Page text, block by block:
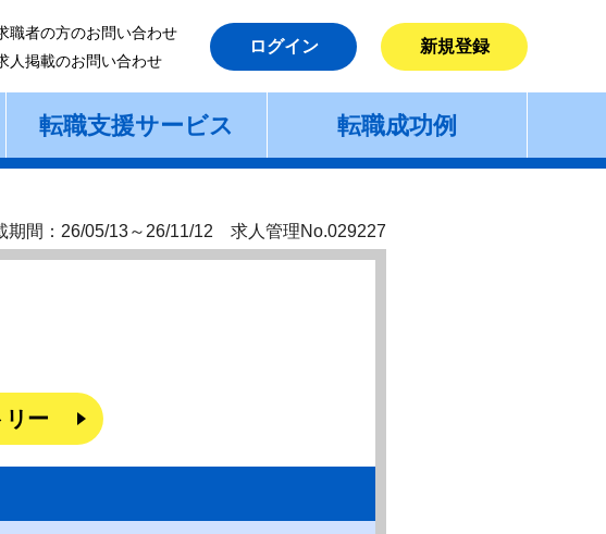
職者の方のお問い合わせ
人掲載のお問い合わせ
ログイン 新規登録
転職支援サービス 転職成功例
期間：26/05/13～26/11/12 求人管理No.029227
リー